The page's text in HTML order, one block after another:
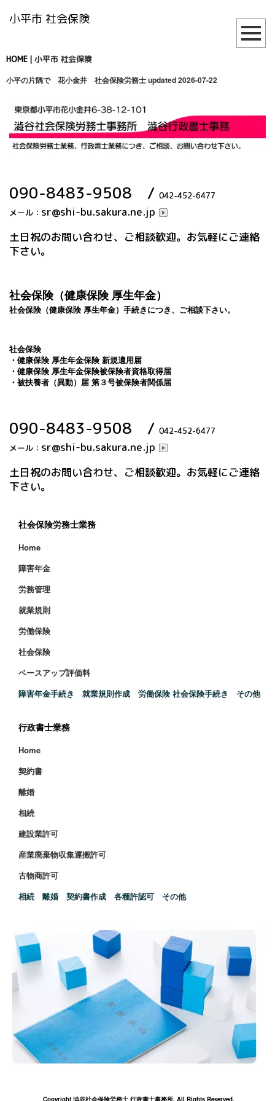
小平市 社会保険
HOME | 小平市 社会保険
小平の片隅で 花小金井 社会保険労務士updated 2026-07-22
090-8483-9508 / 042-452-6477
メール： sr@shi-bu.sakura.ne.jp
土日祝のお問い合わせ、ご相談歓迎。お気軽にご連絡
下さい。
社会保険（健康保険 厚生年金）
社会保険（健康保険 厚生年金）手続きにつき、ご相談下さい。
社会保険
・健康保険 厚生年金保険 新規適用届
・健康保険 厚生年金保険被保険者資格取得届
・被扶養者（異動）届 第３号被保険者関係届
090-8483-9508 / 042-452-6477
メール： sr@shi-bu.sakura.ne.jp
土日祝のお問い合わせ、ご相談歓迎。お気軽にご連絡
下さい。
社会保険労務士業務
Home
障害年金
労務管理
就業規則
労働保険
社会保険
ベースアップ評価料
障害年金手続き 就業規則作成 労働保険 社会保険手続き その他
行政書士業務
Home
契約書
離婚
相続
建設業許可
産業廃棄物収集運搬許可
古物商許可
相続 離婚 契約書作成 各種許認可 その他
Copyright 澁谷社会保険労務士 行政書士事務所. All Rights Reserved.